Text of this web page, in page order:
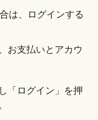
は、ログインする
お支払いとアカウ
「ログイン」を押